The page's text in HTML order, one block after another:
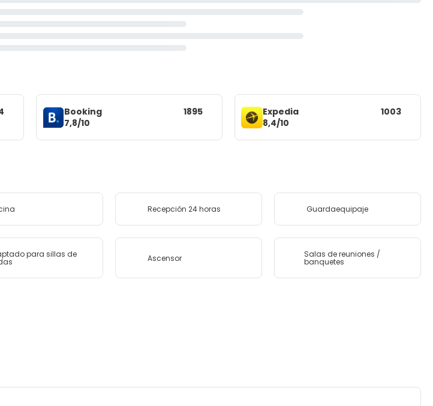
Booking
7,8/10
1895
Expedia
8,4/10
1003
Recepción 24 horas Guardaequipaje
para sillas de Ascensor Salas de reuniones /
banquetes